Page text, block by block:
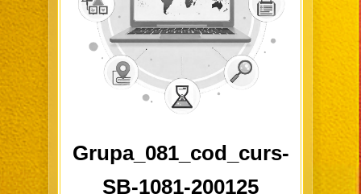
Grupa_081_cod_curs-
SB-1081-200125